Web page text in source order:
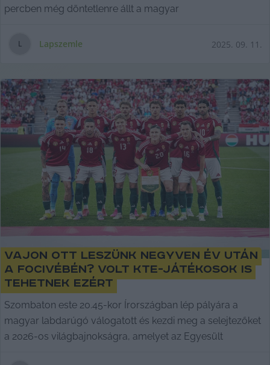
percben még döntetlenre állt a magyar
L Lapszemle 2025. 09. 11.
Vajon ott leszünk negyven év után
a focivébén? Volt KTE-játékosok is
tehetnek ezért
Szombaton este 20.45-kor Írországban lép pályára a
magyar labdarúgó válogatott és kezdi meg a selejtezőket
a 2026-os világbajnokságra, amelyet az Egyesült